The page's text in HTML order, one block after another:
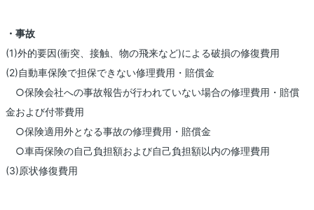
・事故
(1)外的要因(衝突、接触、物の飛来など)による破損の修復費用
(2)自動車保険で担保できない修理費用・賠償金
○保険会社への事故報告が行われていない場合の修理費用・賠償
金および付帯費用
○保険適用外となる事故の修理費用・賠償金
○車両保険の自己負担額および自己負担額以内の修理費用
(3)原状修復費用